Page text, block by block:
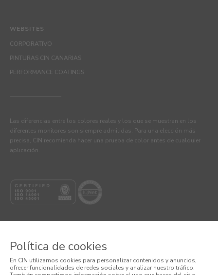
WEBSITES
CORPORATIVO
PINTURAS CIN CANARIAS
PERFORMANCE COATINGS
Las diferencias entre los colores reales y los que se muestran en los
diferentes monitores son siempre admitidas. Para una elección más
precisa, CIN recomienda hacer una prueba de color antes de cualquier
aplicación.
Política de cookies
En CIN utilizamos cookies para personalizar contenidos y anuncios,
ofrecer funcionalidades de redes sociales y analizar nuestro tráfico.